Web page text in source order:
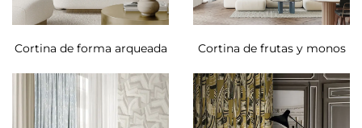
Cortina de forma arqueada Cortina de frutas y monos